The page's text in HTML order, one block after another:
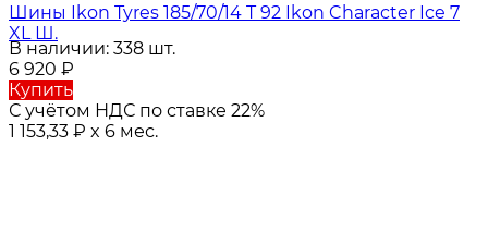
Шины Ikon Tyres 185/70/14 T 92 Ikon Character Ice 7
XL Ш.
В наличии: 338 шт.
6 920 ₽
Купить
С учётом НДС по ставке 22%
1 153,33 ₽ x 6 мес.